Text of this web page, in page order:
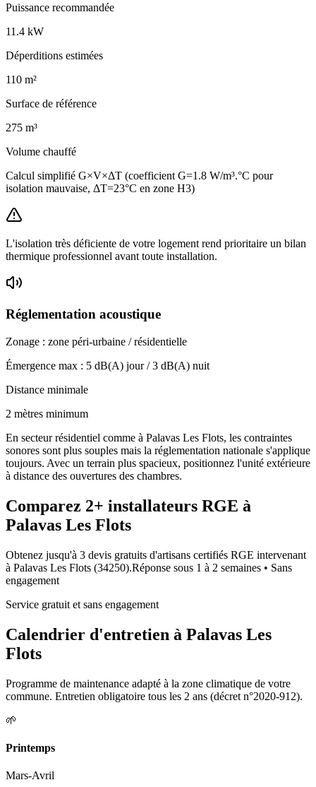
Puissance recommandée
11.4 kW
Déperditions estimées
110 m²
Surface de référence
275 m³
Volume chauffé
Calcul simplifié G×V×ΔT (coefficient G=1.8 W/m³.°C pour
isolation mauvaise, ΔT=23°C en zone H3)
L'isolation très déficiente de votre logement rend prioritaire un bilan
thermique professionnel avant toute installation.
Réglementation acoustique
Zonage : zone péri-urbaine / résidentielle
Émergence max : 5 dB(A) jour /3 dB(A) nuit
Distance minimale
2 mètres minimum
En secteur résidentiel comme à Palavas Les Flots, les contraintes
sonores sont plus souples mais la réglementation nationale s'applique
toujours. Avec un terrain plus spacieux, positionnez l'unité extérieure
à distance des ouvertures des chambres.
Comparez 2+ installateurs RGE à
Palavas Les Flots
Obtenez jusqu'à 3 devis gratuits d'artisans certifiés RGE intervenant
à Palavas Les Flots (34250).Réponse sous 1 à 2 semaines • Sans
engagement
Service gratuit et sans engagement
Calendrier d'entretien à Palavas Les
Flots
Programme de maintenance adapté à la zone climatique de votre
commune. Entretien obligatoire tous les 2 ans (décret n°2020-912).
🌱
Printemps
Mars-Avril